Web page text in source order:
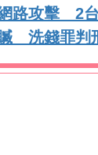
路攻擊 2
贓 洗錢罪判